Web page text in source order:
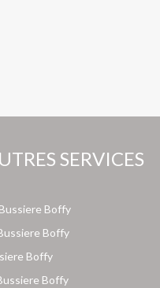
SERVICES
Boffy
Boffy
Boffy
Boffy